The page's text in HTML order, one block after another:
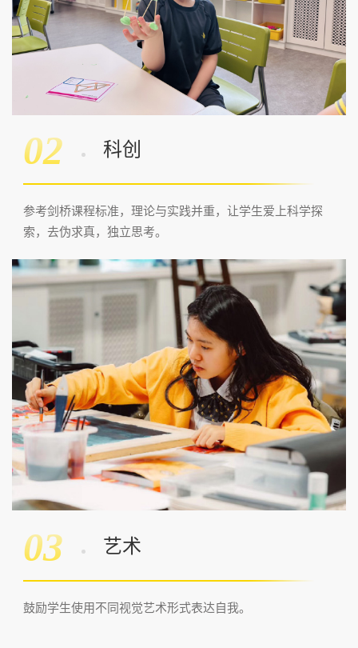
02 科创
参考剑桥课程标准，理论与实践并重，让学生爱上科学探
索，去伪求真，独立思考。
03 艺术
鼓励学生使用不同视觉艺术形式表达自我。